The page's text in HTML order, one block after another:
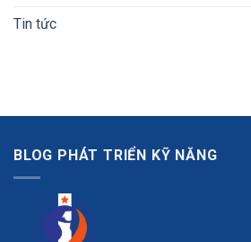
Tin tức
BLOG PHÁT TRIỂN KỸ NĂNG